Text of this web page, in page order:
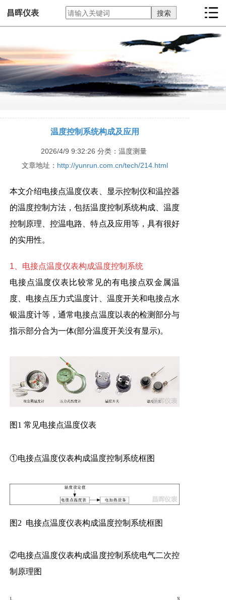
昌晖仪表
温度控制系统构成及应用
2026/4/9 9:32:26 分类：温度测量
文章地址： http://yunrun.com.cn/tech/214.html
本文介绍电接点温度仪表、显示控制仪和温控器
的温度控制方法，包括温度控制系统构成、温度
控制原理、控温电路、特点及应用等，具有很好
的实用性。
1、电接点温度仪表构成温度控制系统
电接点温度仪表比较常见的有电接点双金属温
度、电接点压力式温度计、温度开关和电接点水
银温度计等，通常电接点温度以表的检测部分与
指示部分合为一体(部分温度开关没有显示)。
图1 常见电接点温度仪表
①电接点温度仪表构成温度控制系统框图
图2 电接点温度仪表构成温度控制系统框图
②电接点温度仪表构成温度控制系统电气二次控
制原理图